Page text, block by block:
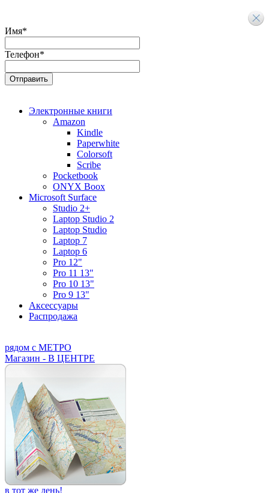
Имя*
Телефон*
Электронные книги
Amazon
Kindle
Paperwhite
Colorsoft
Scribe
Pocketbook
ONYX Boox
Microsoft Surface
Studio 2+
Laptop Studio 2
Laptop Studio
Laptop 7
Laptop 6
Pro 12"
Pro 11 13"
Pro 10 13"
Pro 9 13"
Аксессуары
Распродажа
рядом с МЕТРО
Магазин - В ЦЕНТРЕ
в тот же день!